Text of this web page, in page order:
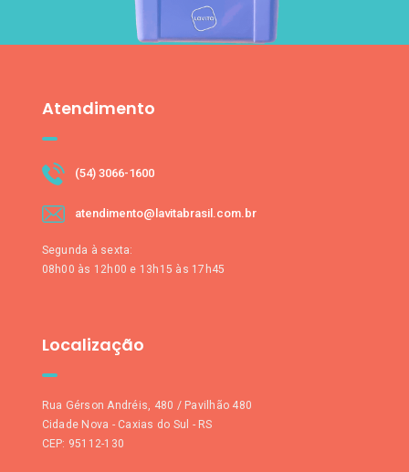
Atendimento
(54) 3066-1600
atendimento@lavitabrasil.com.br
Segunda à sexta:
08h00 às 12h00 e 13h15 às 17h45
Localização
Rua Gérson Andréis, 480 / Pavilhão 480
Cidade Nova - Caxias do Sul - RS
CEP: 95112-130